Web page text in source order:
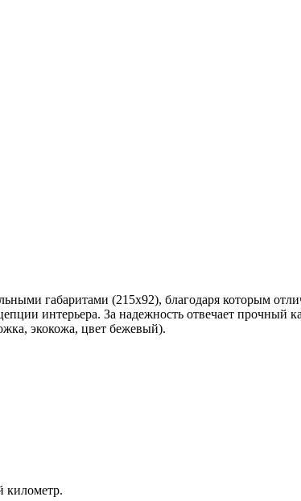
габаритами (215x92), благодаря которым
интерьера. За надежность отвечает
экокожа, цвет бежевый).
километр.